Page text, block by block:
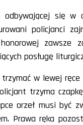
odbywającej się
policjanci
zawsze
posługę
w lewej
trzyma
orzeł musi być
Prawa ręka